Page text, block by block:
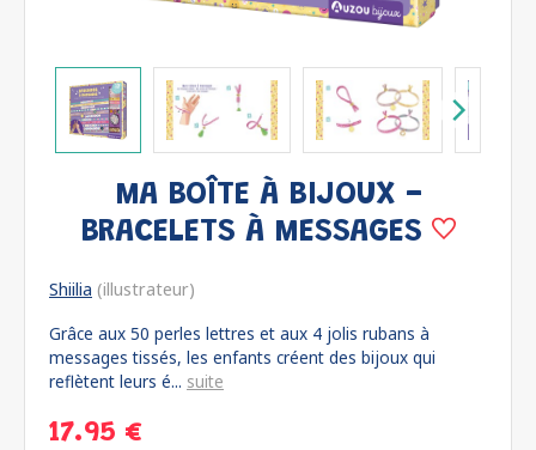
MA BOÎTE À BIJOUX -
BRACELETS À MESSAGES
Shiilia (illustrateur)
Grâce aux 50 perles lettres et aux 4 jolis rubans à
messages tissés, les enfants créent des bijoux qui
reflètent leurs é... suite
17.95 €